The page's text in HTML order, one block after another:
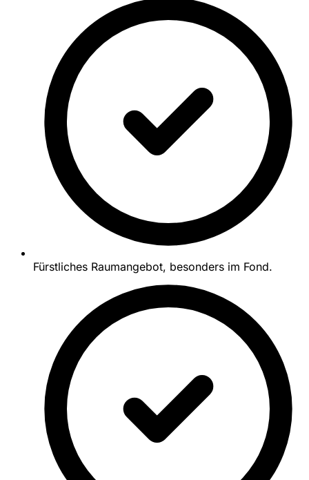
Fürstliches Raumangebot, besonders im Fond.